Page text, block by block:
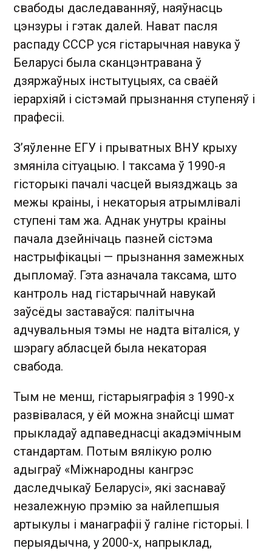
свабоды даследаванняў, наяўнасць
цэнзуры і гэтак далей. Нават пасля
распаду СССР уся гістарычная навука ў
Беларусі была сканцэнтравана ў
дзяржаўных інстытуцыях, са сваёй
іерархіяй і сістэмай прызнання ступеняў і
прафесіі.
З’яўленне ЕГУ і прыватных ВНУ крыху
змяніла сітуацыю. І таксама ў 1990-я
гісторыкі пачалі часцей выязджаць за
межы краіны, і некаторыя атрымлівалі
ступені там жа. Аднак унутры краіны
пачала дзейнічаць пазней сістэма
настрыфікацыі — прызнання замежных
дыпломаў. Гэта азначала таксама, што
кантроль над гістарычнай навукай
заўсёды заставаўся: палітычна
адчувальныя тэмы не надта віталіся, у
шэрагу абласцей была некаторая
свабода.
Тым не менш, гістарыяграфія з 1990-х
развівалася, у ёй можна знайсці шмат
прыкладаў адпаведнасці акадэмічным
стандартам. Потым вялікую ролю
адыграў «Міжнародны кангрэс
даследчыкаў Беларусі», які заснаваў
незалежную прэмію за найлепшыя
артыкулы і манаграфіі ў галіне гісторыі. І
перыядычна, у 2000-х, напрыклад,